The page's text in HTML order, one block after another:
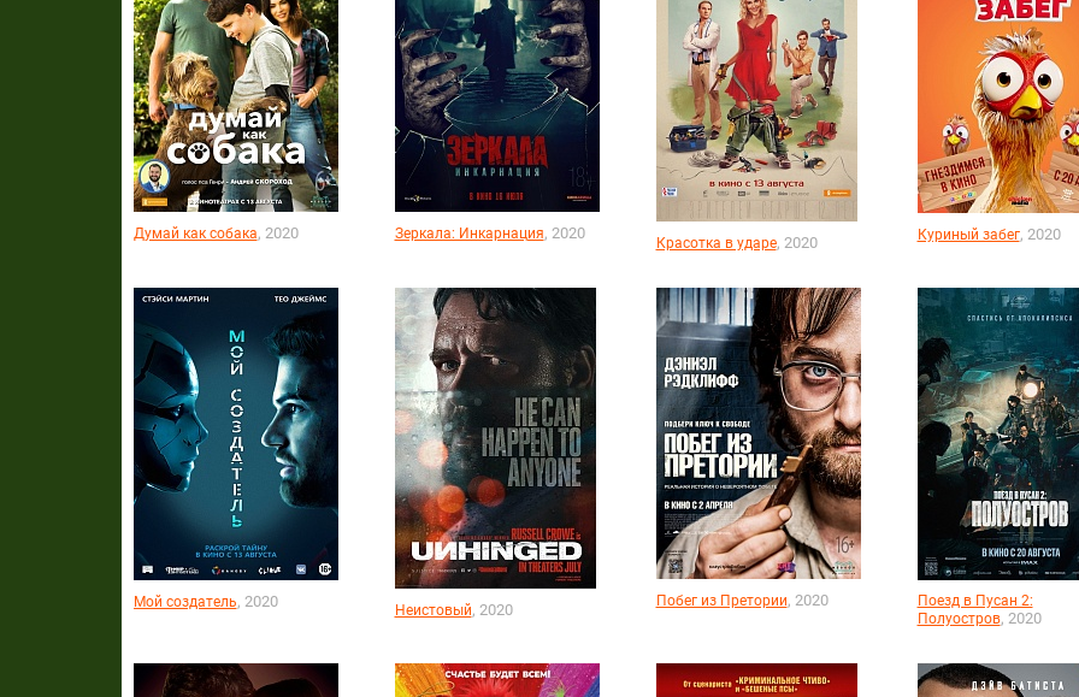
Думай как собака, 2020 Зеркала: Инкарнация, 2020
Красотка в ударе, 2020 Куриный забег, 2020
Мой создатель, 2020 Неистовый, 2020 Побег из Претории, 2020
Поезд в Пусан 2:
Полуостров, 2020